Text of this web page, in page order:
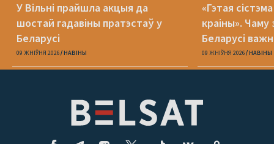
У Вільні прайшла акцыя да
шостай гадавіны пратэстаў у
Беларусі
09 ЖНІЎНЯ 2026 НАВІНЫ
«Гэтая
краіны». Чаму
Беларусі
міжнародным
09 ЖНІЎНЯ 2026 НАВІНЫ